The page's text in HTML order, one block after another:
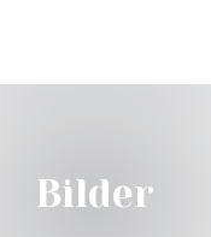
Bilder